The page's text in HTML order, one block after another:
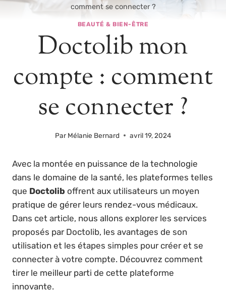
comment se connecter ?
BEAUTÉ & BIEN-ÊTRE
Doctolib mon
compte : comment
se connecter ?
Par Mélanie Bernard avril 19, 2024
Avec la montée en puissance de la technologie
dans le domaine de la santé, les plateformes telles
que Doctolib offrent aux utilisateurs un moyen
pratique de gérer leurs rendez-vous médicaux.
Dans cet article, nous allons explorer les services
proposés par Doctolib, les avantages de son
utilisation et les étapes simples pour créer et se
connecter à votre compte. Découvrez comment
tirer le meilleur parti de cette plateforme
innovante.